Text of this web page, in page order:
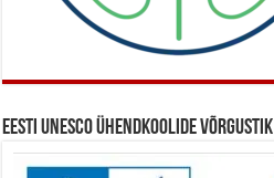
Eesti UNESCO ühendkoolide võrgustik